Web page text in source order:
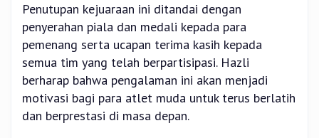
Penutupan kejuaraan ini ditandai dengan
penyerahan piala dan medali kepada para
pemenang serta ucapan terima kasih kepada
semua tim yang telah berpartisipasi. Hazli
berharap bahwa pengalaman ini akan menjadi
motivasi bagi para atlet muda untuk terus berlatih
dan berprestasi di masa depan.